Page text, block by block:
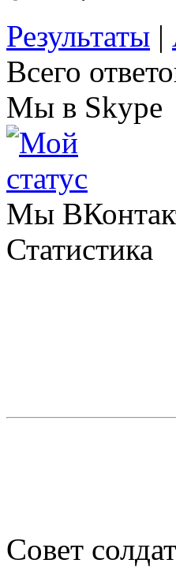
Результаты |
Всего
Мы в Skype
Мы
Статистика
Совет